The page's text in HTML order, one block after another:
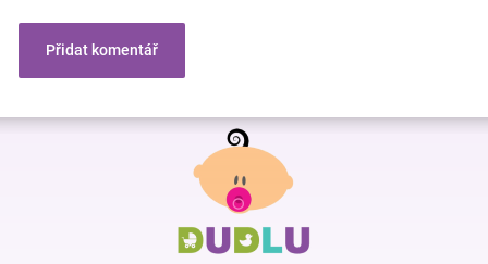
Přidat komentář
Z